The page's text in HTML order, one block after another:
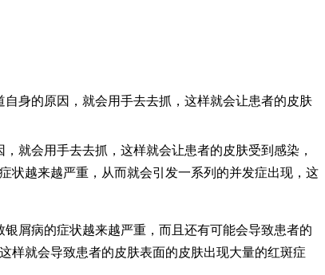
身的原因，就会用手去去抓，这样就会让患者的皮肤
就会用手去去抓，这样就会让患者的皮肤受到感染，
状越来越严重，从而就会引发一系列的并发症出现，这
屑病的症状越来越严重，而且还有可能会导致患者的
样就会导致患者的皮肤表面的皮肤出现大量的红斑症